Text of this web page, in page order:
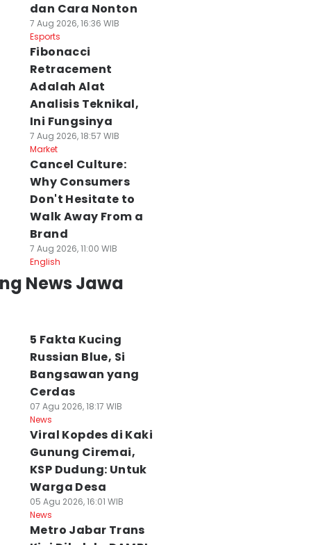
dan Cara Nonton
7 Aug 2026, 16:36 WIB
Esports
Fibonacci
Retracement
Adalah Alat
Analisis Teknikal,
Ini Fungsinya
7 Aug 2026, 18:57 WIB
Market
Cancel Culture:
Why Consumers
Don't Hesitate to
Walk Away From a
Brand
7 Aug 2026, 11:00 WIB
English
News Jawa
5 Fakta Kucing
Russian Blue, Si
Bangsawan yang
Cerdas
07 Agu 2026, 18:17 WIB
News
Viral Kopdes di Kaki
Gunung Ciremai,
KSP Dudung: Untuk
Warga Desa
05 Agu 2026, 16:01 WIB
News
Metro Jabar Trans